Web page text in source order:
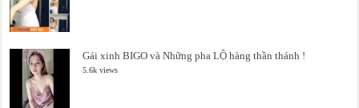
Gái xinh BIGO và Những pha LỘ hàng thần thánh !
5.6k views